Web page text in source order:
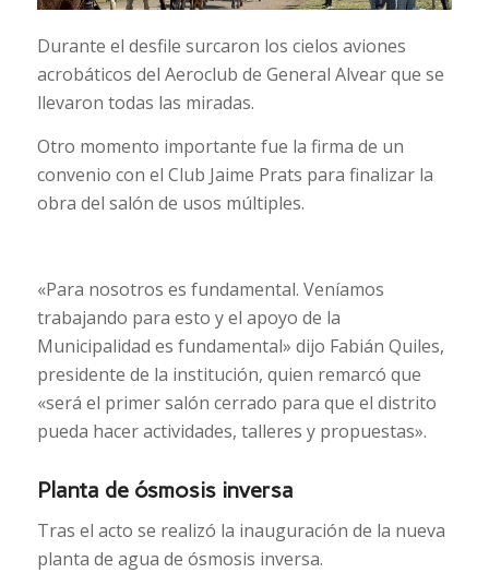
Durante el desfile surcaron los cielos aviones
acrobáticos del Aeroclub de General Alvear que se
llevaron todas las miradas.
Otro momento importante fue la firma de un
convenio con el Club Jaime Prats para finalizar la
obra del salón de usos múltiples.
«Para nosotros es fundamental. Veníamos
trabajando para esto y el apoyo de la
Municipalidad es fundamental» dijo Fabián Quiles,
presidente de la institución, quien remarcó que
«será el primer salón cerrado para que el distrito
pueda hacer actividades, talleres y propuestas».
Planta de ósmosis inversa
Tras el acto se realizó la inauguración de la nueva
planta de agua de ósmosis inversa.